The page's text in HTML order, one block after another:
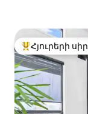
Հյուրերի
Հյուրերի